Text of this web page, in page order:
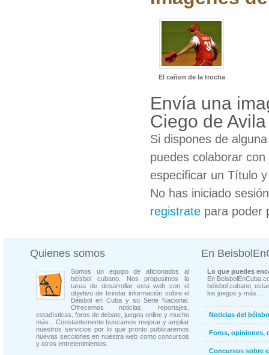
El cañon de la trocha
Envía una
Ciego de Avila
Si dispones de
puedes colaborar
especificar un Título
No has iniciado
registrate para poder
Quienes somos
Somos un equipo de aficionados al
béisbol cubano. Nos propusimos la
tarea de desarrollar esta web con el
objetivo de brindar información sobre el
Béisbol en Cuba y su Serie Nacional.
Ofrecemos noticias, reportajes,
estadísticas, foros de debate, juegos online y mucho
más... Constantemente buscamos mejorar y ampliar
nuestros servicios por lo que pronto publicaremos
nuevas secciones en nuestra web como concursos
y otros entretenimientos.
En
Lo que puedes
En
béisbol cubano,
los juegos y más...
Noticias del
Foros, opiniones,
Concursos sobre